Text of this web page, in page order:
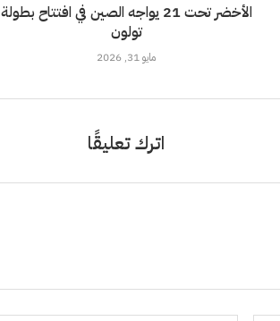
الأخضر تحت 21 يواجه الصين في افتتاح بطولة
تولون
مايو 31, 2026
اترك تعليقًا